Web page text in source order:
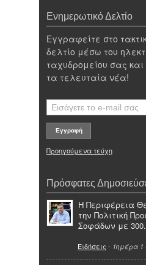
Ενημερωτικό Δελτίο
Εγγραφείτε στο
δελτίο μέσω του
ταχυδρομείου σας
τα τελευταία νέα!
Προηγούμενα τεύχη
Πρόσφατες
Η Περιφέρεια
την Πολιτική
Σοφάδων με
Ειδήσεις - 1ημέρα